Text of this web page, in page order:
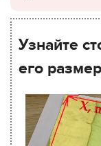
Узнайте
его